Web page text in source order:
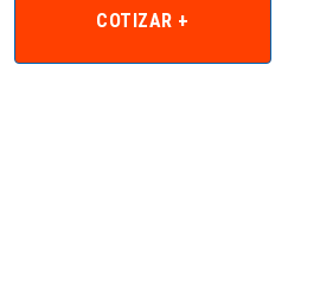
COTIZAR +